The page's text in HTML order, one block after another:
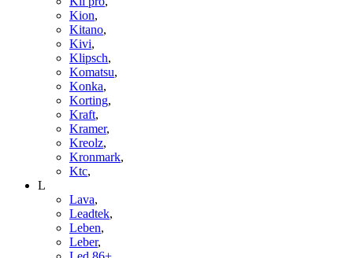
Kion,
Kitano,
Kivi,
Klipsch,
Komatsu,
Konka,
Korting,
Kraft,
Kramer,
Kreolz,
Kronmark,
Ktc,
L
Lava,
Leadtek,
Leben,
Leber,